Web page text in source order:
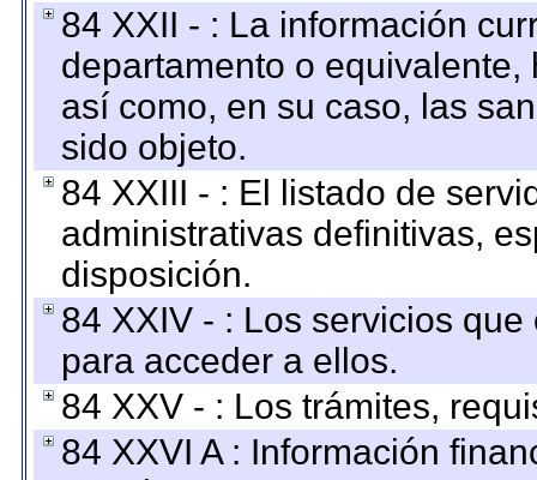
84 XXII - : La información
departamento o
así como, en su caso, las
sido objeto.
84 XXIII - : El listado de
administrativas definitivas,
disposición.
84 XXIV - : Los servicios
para acceder a ellos.
84 XXV - : Los trámites,
84 XXVI A : Información